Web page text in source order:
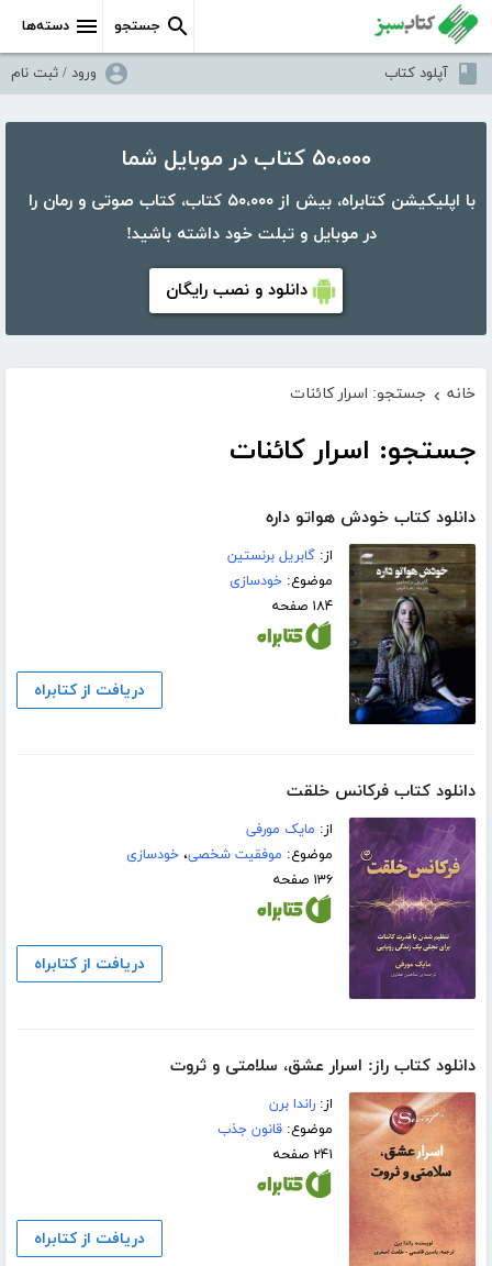
دسته‌ها جستجو
آپلود کتاب ورود / ثبت نام
۵۰،۰۰۰ کتاب در موبایل شما
با اپلیکیشن کتابراه، بیش از ۵۰،۰۰۰ کتاب، کتاب صوتی و رمان را
در موبایل و تبلت خود داشته باشید!
دانلود و نصب رایگان
خانه › جستجو: اسرار کائنات
جستجو: اسرار کائنات
دانلود کتاب خودش هواتو داره
از:گابریل برنستین
موضوع:خودسازی
۱۸۴ صفحه
دریافت از کتابراه
دانلود کتاب فرکانس خلقت
از: مایک مورفی
موضوع: موفقیت شخصی،خودسازی
۱۳۶ صفحه
دریافت از کتابراه
دانلود کتاب راز: اسرار عشق، سلامتی و ثروت
از:راندا برن
موضوع:قانون جذب
۲۴۱ صفحه
دریافت از کتابراه